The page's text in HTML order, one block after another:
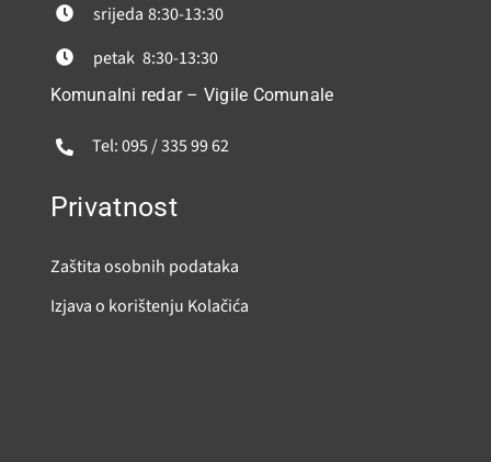
srijeda 8:30-13:30
petak 8:30-13:30
Komunalni redar – Vigile Comunale
Tel: 095 / 335 99 62
Privatnost
Zaštita osobnih podataka
Izjava o korištenju Kolačića